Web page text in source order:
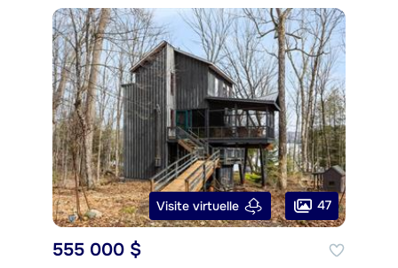
Visite virtuelle 47
555 000 $